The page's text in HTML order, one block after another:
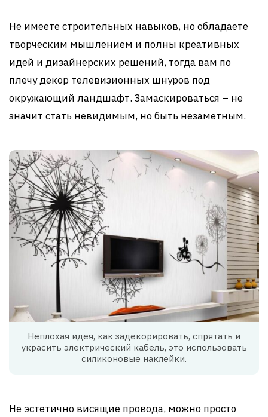
Не имеете строительных навыков, но обладаете
творческим мышлением и полны креативных
идей и дизайнерских решений, тогда вам по
плечу декор телевизионных шнуров под
окружающий ландшафт. Замаскироваться – не
значит стать невидимым, но быть незаметным.
Неплохая идея, как задекорировать, спрятать и
украсить электрический кабель, это использовать
силиконовые наклейки.
Не эстетично висящие провода, можно просто